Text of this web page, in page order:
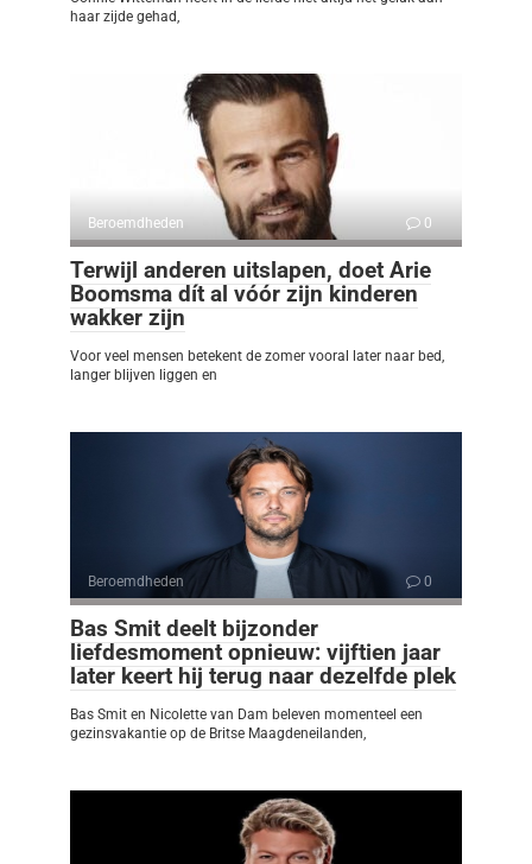
haar zijde gehad,
Beroemdheden 0
Terwijl anderen uitslapen, doet Arie
Boomsma dít al vóór zijn kinderen
wakker zijn
Voor veel mensen betekent de zomer vooral later naar bed,
langer blijven liggen en
Beroemdheden 0
Bas Smit deelt bijzonder
liefdesmoment opnieuw: vijftien jaar
later keert hij terug naar dezelfde plek
Bas Smit en Nicolette van Dam beleven momenteel een
gezinsvakantie op de Britse Maagdeneilanden,